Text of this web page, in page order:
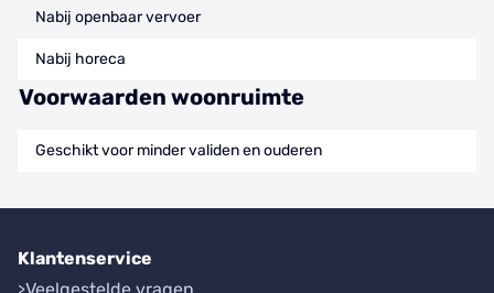
Nabij openbaar vervoer
Nabij horeca
Voorwaarden woonruimte
Geschikt voor minder validen en ouderen
Klantenservice